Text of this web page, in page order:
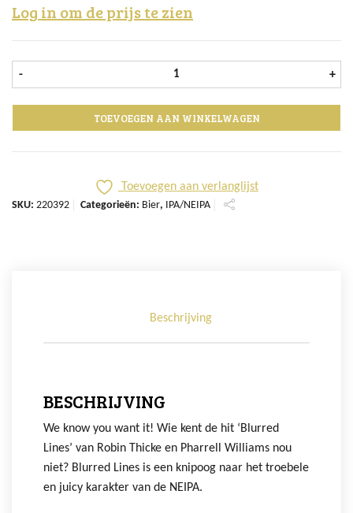
Log in om de prijs te zien
- Jopen Blurred Lines doos 12x33 cl
+
TOEVOEGEN AAN WINKELWAGEN
Toevoegen aan verlanglijst
SKU: 220392 Categorieën: Bier, IPA/NEIPA
Beschrijving
BESCHRIJVING
We know you want it! Wie kent de hit ‘Blurred
Lines’ van Robin Thicke en Pharrell Williams nou
niet? Blurred Lines is een knipoog naar het troebele
en juicy karakter van de NEIPA.